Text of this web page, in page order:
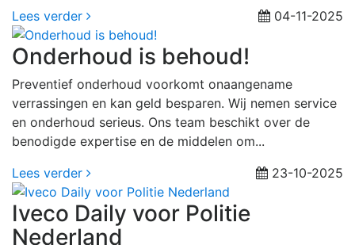
Lees verder 04-11-2025
Onderhoud is behoud!
Preventief onderhoud voorkomt onaangename
verrassingen en kan geld besparen. Wij nemen service
en onderhoud serieus. Ons team beschikt over de
benodigde expertise en de middelen om...
Lees verder
23-10-2025
Iveco Daily voor Politie
Nederland